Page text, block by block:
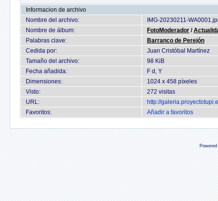
Informacion de archivo
Nombre del archivo:
IMG-20230211-
Nombre de álbum:
FotoModerador /
Palabras clave:
Barranco de Perejón
Cedida por:
Juan Cristóbal Martínez
Tamaño del archivo:
98 KiB
Fecha añadida:
F d, Y
Dimensiones:
1024 x 458 píxeles
Visto:
272 visitas
URL:
http://
Favoritos:
Añadir a favoritos